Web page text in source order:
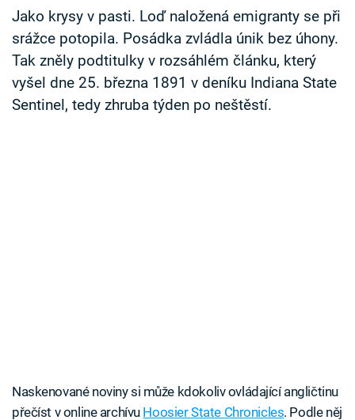
Sledujte nás
Jako krysy v pasti. Loď naložená emigranty se při
srážce potopila. Posádka zvládla únik bez úhony.
Tak zněly podtitulky v rozsáhlém článku, který
vyšel dne 25. března 1891 v deníku Indiana State
Sentinel, tedy zhruba týden po neštěstí.
Naskenované noviny si může kdokoliv ovládající angličtinu
přečíst v online archívu Hoosier State Chronicles. Podle něj